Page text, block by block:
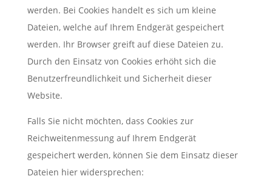
werden. Bei Cookies handelt es sich um kleine
Dateien, welche auf Ihrem Endgerät gespeichert
werden. Ihr Browser greift auf diese Dateien zu.
Durch den Einsatz von Cookies erhöht sich die
Benutzerfreundlichkeit und Sicherheit dieser
Website.
Falls Sie nicht möchten, dass Cookies zur
Reichweitenmessung auf Ihrem Endgerät
gespeichert werden, können Sie dem Einsatz dieser
Dateien hier widersprechen: